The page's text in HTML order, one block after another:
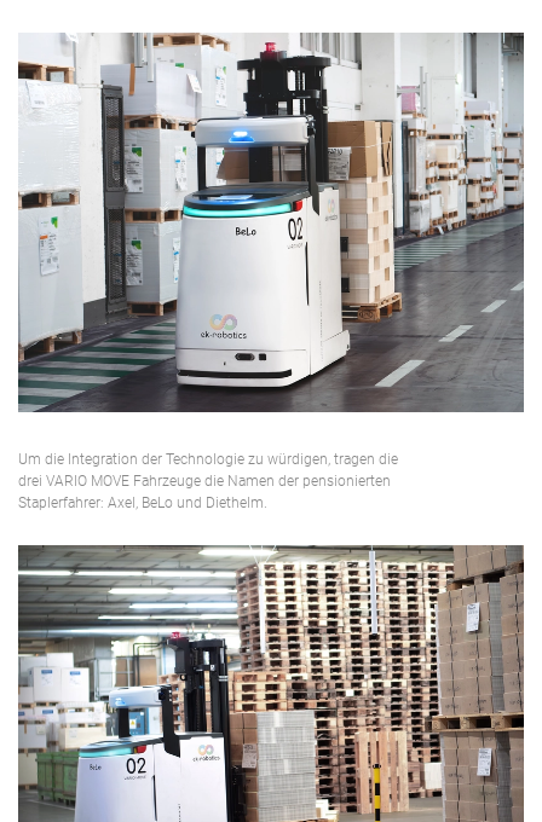
Um die Integration der Technologie zu würdigen, tragen die
drei VARIO MOVE Fahrzeuge die Namen der pensionierten
Staplerfahrer: Axel, BeLo und Diethelm.